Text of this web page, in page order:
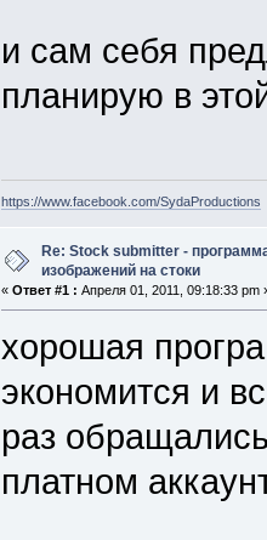
и сам себя
планирую в
https://www.facebook.com/SydaProductions
Re: Stock submitter -
изображений на стоки
«Ответ #1 : Апреля 01, 2011, 09:18:33 pm
хорошая
экономится и
раз
платном